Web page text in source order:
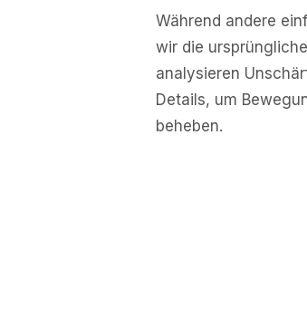
Während andere
wir die
analysieren
Details, um
beheben.